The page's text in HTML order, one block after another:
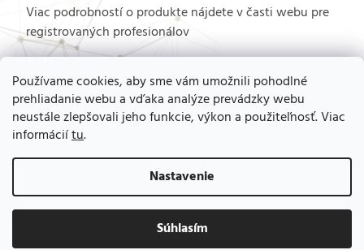
Používame cookies, aby sme vám umožnili pohodlné
prehliadanie webu a vďaka analýze prevádzky webu
neustále zlepšovali jeho funkcie, výkon a použiteľnosť. Viac
informáciítu.
Nastavenie
Súhlasím
Viac podrobností o produkte nájdete v časti webu pre
registrovaných profesionálov
PORTÁL PRE PROFESIONÁLOV
Ako získať prístup do tohto portálu?
Vytvoril Shoptet